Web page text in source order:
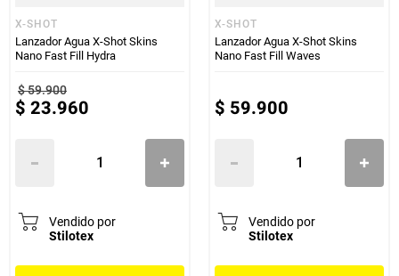
X-SHOT
Lanzador Agua X-Shot Skins
Nano Fast Fill Hydra
$59.900
$ 23.960
Vendido por
Stilotex
X-SHOT
Lanzador Agua X-Shot Skins
Nano Fast Fill Waves
$ 59.900
Vendido por
Stilotex